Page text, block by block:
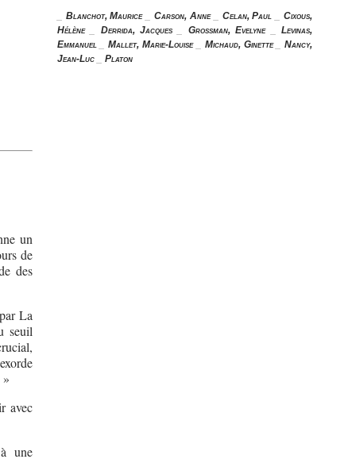
un
de
des
La
seuil
avec
une
Blanchot, Maurice_Carson, Anne_ Celan, Paul _Cixous,
Hélène_ Derrida, Jacques_ Grossman, Evelyne_Levinas,
Emmanuel_Mallet, Marie-Louise_ Michaud, Ginette_Nancy,
Jean-Luc_ Platon